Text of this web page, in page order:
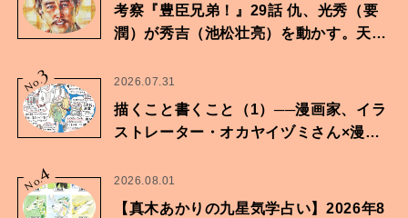
考察『豊臣兄弟！』29話 仇、光秀（要
潤）が秀吉（池松壮亮）を動かす。天下
No.
3 2026.07.31
描くこと書くこと（1）──漫画家、イラ
ストレーター・オカヤイヅミさん×漫画
No.
4 2026.08.01
【真木あかりの九星気学占い】2026年8